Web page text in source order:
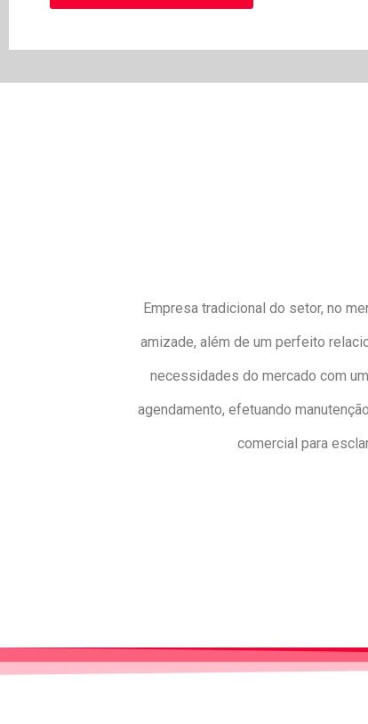
Empresa tradicional do setor, no
amizade, além de um perfeito
necessidades do mercado com
agendamento, efetuando
comercial para